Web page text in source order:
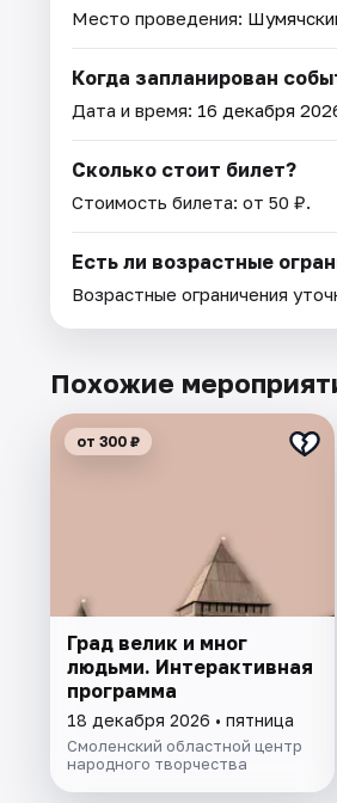
Место проведения:
Когда запланирован
Дата и время: 16 декабря
Сколько стоит билет?
Стоимость билета: от 50 ₽.
Есть ли возрастные
Возрастные ограничения
Похожие
от 300 ₽
Град велик и мног
людьми. Интерактивная
программа
18 декабря 2026 • пятница
Смоленский областной центр
народного творчества